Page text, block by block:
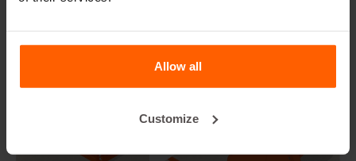
Allow all
Customize